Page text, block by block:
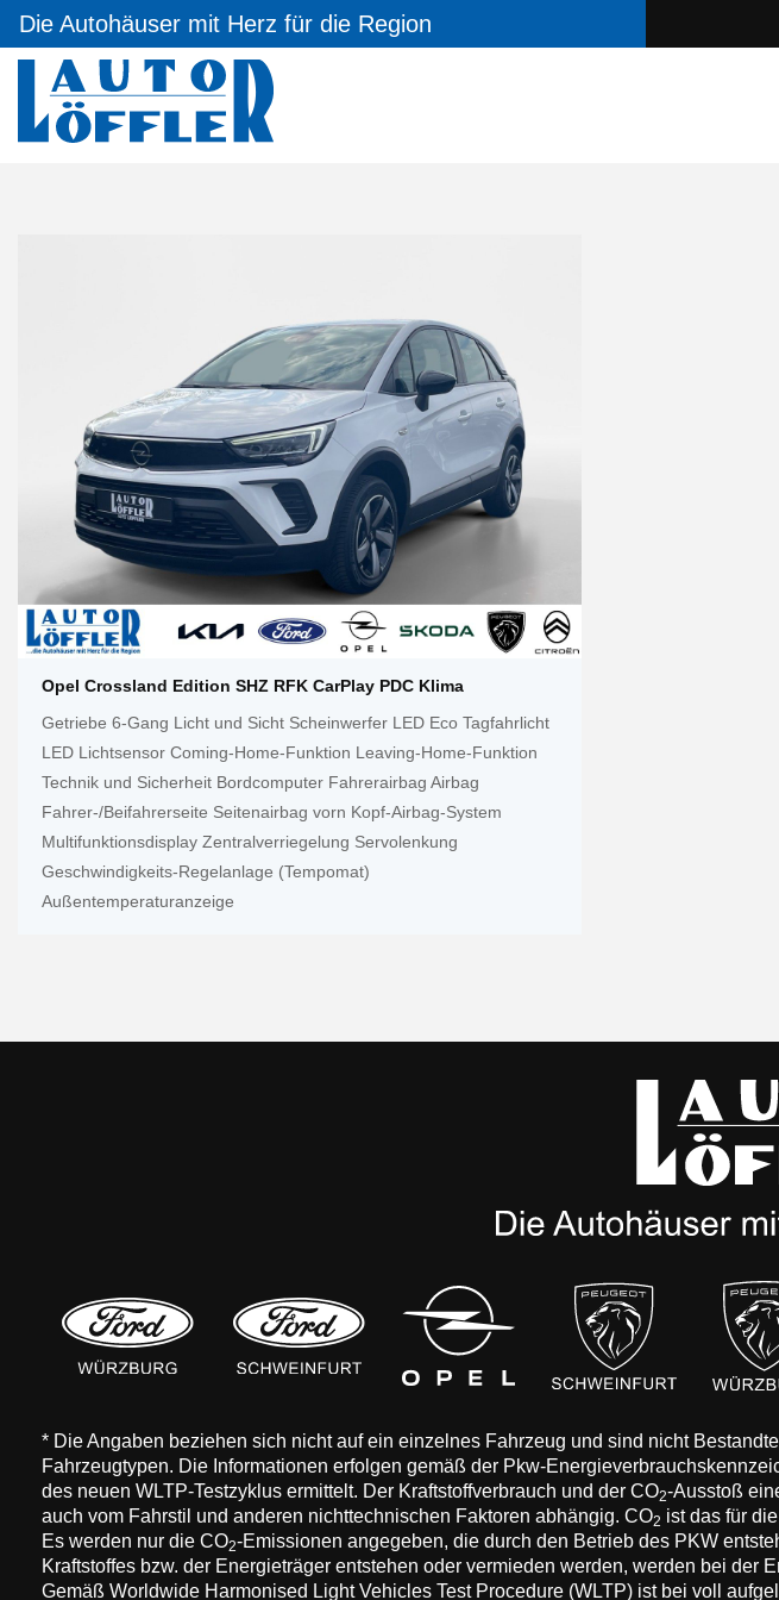
Die Autohäuser mit Herz für die Region
Opel Crossland Edition SHZ RFK CarPlay PDC Klima
Getriebe 6-Gang Licht und Sicht Scheinwerfer LED Eco Tagfahrlicht
LED Lichtsensor Coming-Home-Funktion Leaving-Home-Funktion
Technik und Sicherheit Bordcomputer Fahrerairbag Airbag
Fahrer-/Beifahrerseite Seitenairbag vorn Kopf-Airbag-System
Multifunktionsdisplay Zentralverriegelung Servolenkung
Geschwindigkeits-Regelanlage (Tempomat)
Außentemperaturanzeige
* Die Angaben beziehen sich nicht auf ein einzelnes Fahrzeug und sind nicht
Fahrzeugtypen. Die Informationen erfolgen gemäß der Pkw-
des neuen WLTP-Testzyklus ermittelt. Der Kraftstoffverbrauch und der CO2-Ausstoß
auch vom Fahrstil und anderen nichttechnischen Faktoren abhängig. CO2 ist das für
Es werden nur die CO2-Emissionen angegeben, die durch den Betrieb des PKW
Kraftstoffes bzw. der Energieträger entstehen oder vermieden werden, werden bei der
Gemäß Worldwide Harmonised Light Vehicles Test Procedure (WLTP) ist bei voll